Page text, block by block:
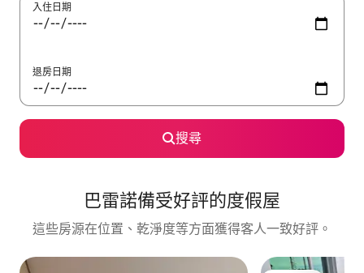
入住日期
退房日期
搜尋
巴雷諾備受好評的度假屋
這些房源在位置、乾淨度等方面獲得客人一致好評。